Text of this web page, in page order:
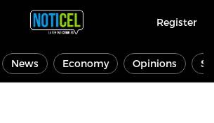
Register
News Economy Opinions